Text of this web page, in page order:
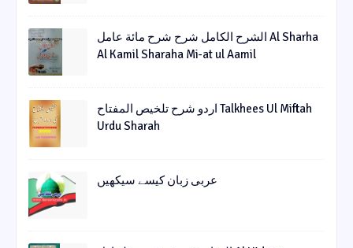
الشرح الکامل شرح شرح مائة عامل Al Sharha
Al Kamil Sharaha Mi-at ul Aamil
اردو شرح تلخیص المفتاح Talkhees Ul Miftah
Urdu Sharah
عربی زبان کیسے سیکھیں